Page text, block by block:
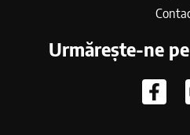
Urmărește-ne